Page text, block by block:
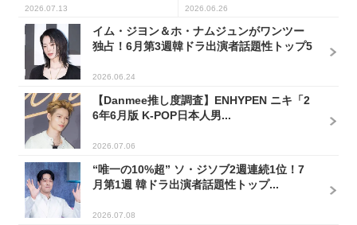
率...
2026.07.13 2026.06.26
イム・ジヨン＆ホ・ナムジュンがワンツー
独占！6月第3週韓ドラ出演者話題性トップ5
2026.06.24
【Danmee推し度調査】ENHYPEN ニキ「2
6年6月版 K-POP日本人男...
2026.07.06
“唯一の10%超” ソ・ジソブ2週連続1位！7
月第1週 韓ドラ出演者話題性トップ...
2026.07.08